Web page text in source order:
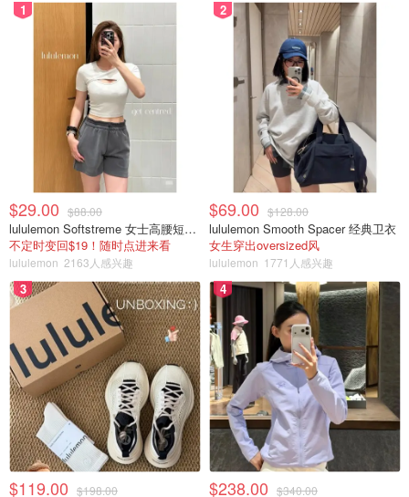
1
$29.00 $88.00
lululemon Softstreme 女士高腰短裤 10cm
不定时变回$19！随时点进来看
lululemon 2163人感兴趣
2
$69.00 $128.00
lululemon Smooth Spacer 经典卫衣
女生穿出oversized风
lululemon 1771人感兴趣
3
$119.00 $198.00
4
$238.00 $340.00